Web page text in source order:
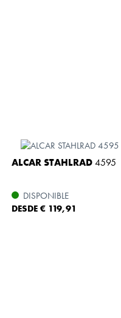
ALCAR STAHLRAD4595
DISPONIBLE
DESDE € 119,91